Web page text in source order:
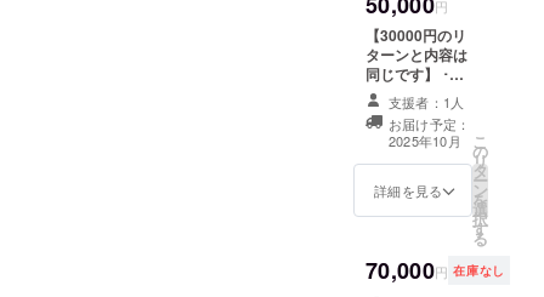
の活動が続く限
り〉 ︎︎ ⟡掲載方法
〈YouTubeコ
ミュニティまた
SNSへお名前を
画像数枚にまと
めて投稿、クラ
ウドファンディ
信や動画にて概
要欄にお名前の
前の記入をお願
いします ※企業
ディング終了後
にイラストを発
注する為、サイ
ズなどの詳細は
分かり次第メー
ルにてご連絡致
します ･リター
ン限定イラスト
マグカップ ︎︎⟡サ
イズ 直径約8cm
支援者としての
お名前掲載
⟡サイズ
120mm×150m
m以内を予定し
ています ※アク
リルキーホル
ダーとアクリル
スタンドは各種
別のイラストを
使用予定です ･
リターン限定イ
ラスト 壁紙配布 ︎︎
⟡リターン品制
ラストの1枚絵の
データをお渡し
円
【30000円のリ
ターンと内容は
同じです】 ･リ
ターン限定イラ
スト アクリル
キーホルダー ︎︎ ⟡
サイズ
70mm×70mm以
内を予定してい
⟡サイズ
120mm×150m
支援者：1人
お届け予定：
2025年10月
詳細を見る
こ
の
リ
タ
ー
ン
を
選
択
す
る
70,000円 在庫なし